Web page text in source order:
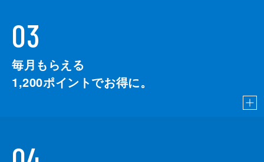
03
毎月もらえる
1,200ポイントでお得に。